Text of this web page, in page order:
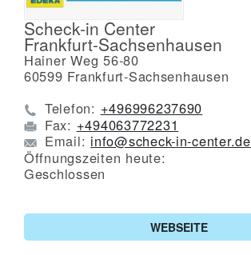
Scheck-in Center
Frankfurt-Sachsenhausen
Hainer Weg 56-80
60599 Frankfurt-Sachsenhausen
Telefon: +496996237690
Fax: +494063772231
Email: info@scheck-in-center.de
Öffnungszeiten heute:
Geschlossen
WEBSEITE